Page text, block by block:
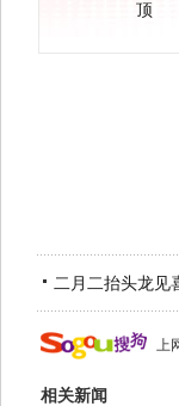
顶
二月二抬头龙见
上
相关新闻